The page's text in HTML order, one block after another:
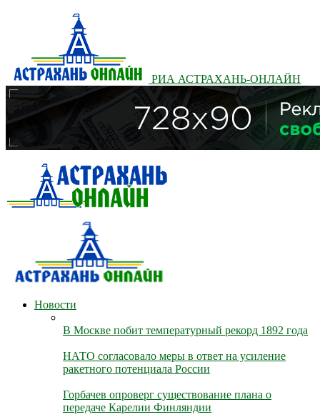
РИА АСТРАХАНЬ-ОНЛАЙН
Новости
В Москве побит температурный рекорд 1892 года
НАТО согласовало меры в ответ на усиление
ракетного потенциала России
Горбачев опроверг существование плана о
передаче Карелии Финляндии